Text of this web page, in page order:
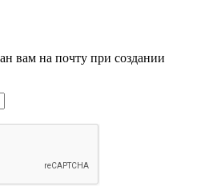
вам на почту при создании